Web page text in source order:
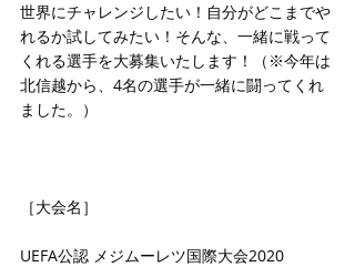
世界にチャレンジしたい！自分がどこまでや
れるか試してみたい！そんな、一緒に戦って
くれる選手を大募集いたします！（※今年は
北信越から、4名の選手が一緒に闘ってくれ
ました。）
［大会名］
UEFA公認 メジムーレツ国際大会2020